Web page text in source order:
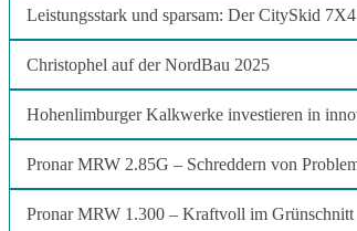
Leistungsstark und sparsam: Der CitySkid
Christophel auf der NordBau 2025
Hohenlimburger Kalkwerke investieren in
Pronar MRW 2.85G – Schreddern von
Pronar MRW 1.300 – Kraftvoll im Grünschnitt